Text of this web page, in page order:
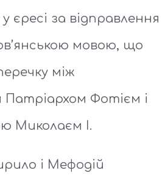
єресі за відправлення
мовою, що
між
Фотієм і
Миколаєм І.
і Мефодій